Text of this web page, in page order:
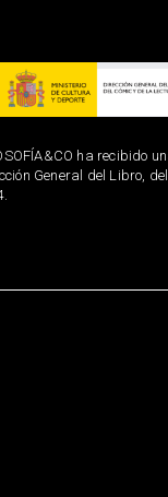
ha recibido
General del Libro,